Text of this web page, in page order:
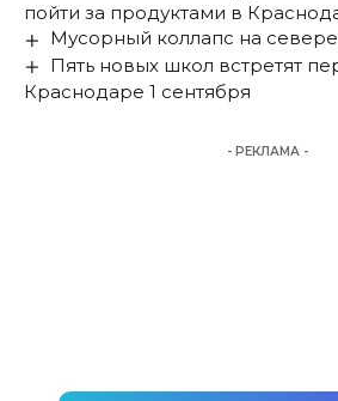
пойти за продуктами в
Мусорный коллапс на
Пять новых школ встретят
Краснодаре 1 сентября
- РЕКЛАМА -